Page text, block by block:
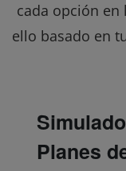
cada opción
ello basado en